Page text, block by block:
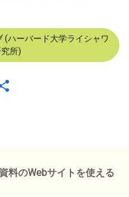
(ハーバード大学ライシャワ
所)
料のWebサイトを使える